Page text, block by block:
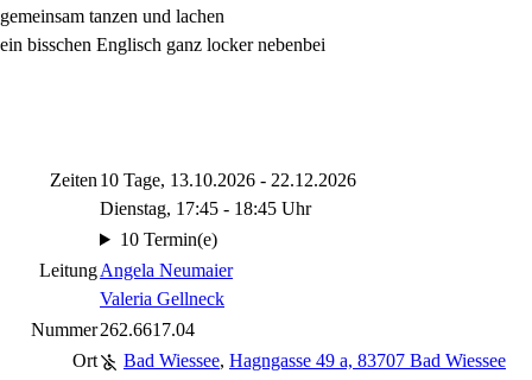
gemeinsam tanzen und lachen
ein bisschen Englisch ganz locker nebenbei
Zeiten 10 Tage, 13.10.2026 - 22.12.2026
Dienstag, 17:45 - 18:45 Uhr
10 Termin(e)
LeitungAngela Neumaier
Valeria Gellneck
Nummer262.6617.04
Ort
Bad Wiessee, Hagngasse 49 a, 83707 Bad Wiessee